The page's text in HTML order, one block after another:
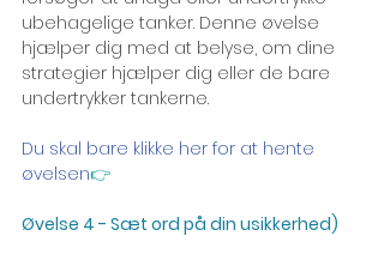
ubehagelige tanker. Denne øvelse
hjælper dig med at belyse, om dine
strategier hjælper dig eller de bare
undertrykker tankerne.
Du skal bare klikke her for at hente
øvelsen👉
Øvelse 4 - Sæt ord på din usikkerhed)